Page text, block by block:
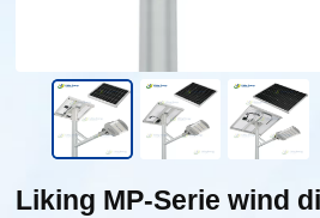
Liking MP-Serie wind